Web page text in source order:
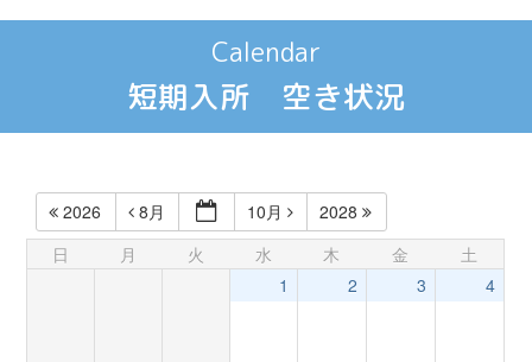
Calendar
短期入所 空き状況
2026 8月 10月
2028
日
月 火 水 木 金
土
1
2 3 4